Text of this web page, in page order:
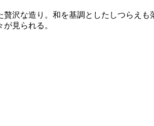
沢な造り。和を基調としたしつらえ
見られる。